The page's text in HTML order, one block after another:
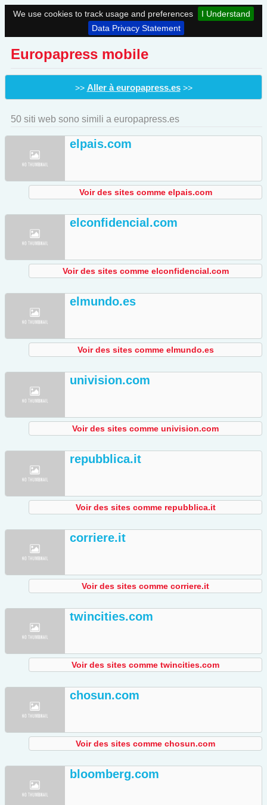
We use cookies to track usage and preferences
I Understand
Data Privacy Statement
Europapress mobile
>> Aller à europapress.es>>
50 siti web sono simili a europapress.es
elpais.com
Voir des sites comme elpais.com
elconfidencial.com
Voir des sites comme elconfidencial.com
elmundo.es
Voir des sites comme elmundo.es
univision.com
Voir des sites comme univision.com
repubblica.it
Voir des sites comme repubblica.it
corriere.it
Voir des sites comme corriere.it
twincities.com
Voir des sites comme twincities.com
chosun.com
Voir des sites comme chosun.com
bloomberg.com